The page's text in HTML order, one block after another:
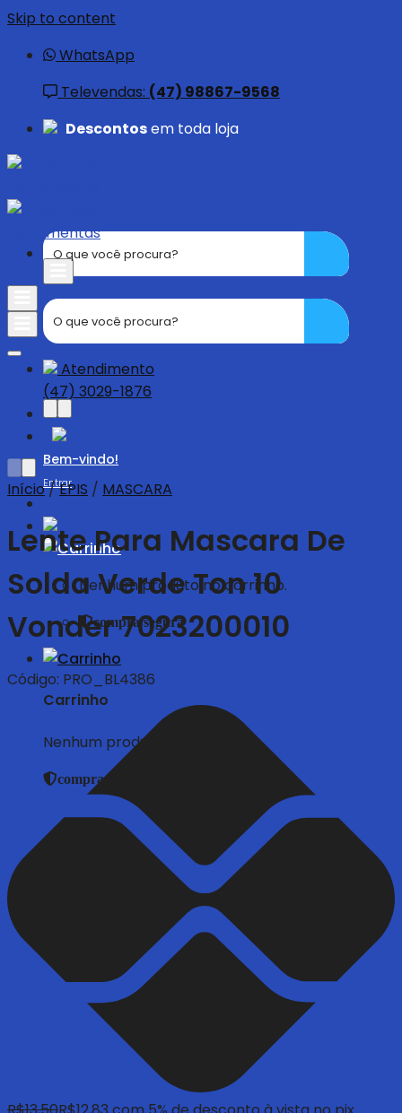
Skip to content
WhatsApp
Televendas: (47) 98867-9568
Descontosem toda loja
Atendimento
(47) 3029-1876
Bem-vindo!
Entrar
Nenhum produto no carrinho.
compra segura
Carrinho
Nenhum produto no carrinho.
compra segura
Início/EPIS / MASCARA
Lente Para Mascara De
Solda Verde Ton 10
Vonder 7023200010
Código: PRO_BL4386